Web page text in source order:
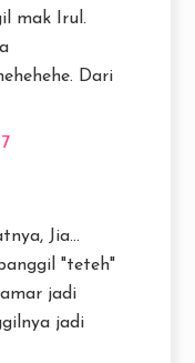
mak Irul.
Dari
Jia...
"teteh"
jadi
jadi